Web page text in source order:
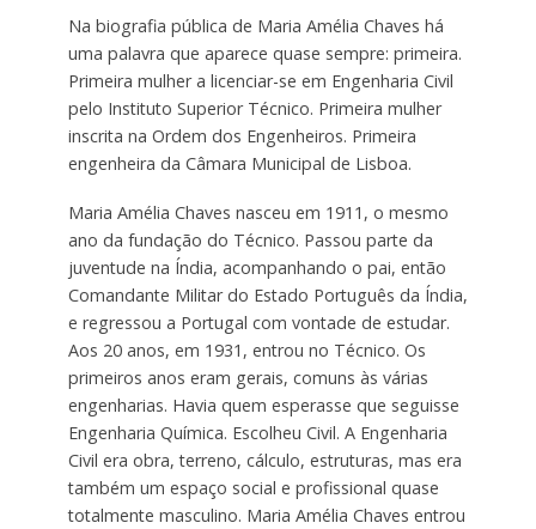
Na biografia pública de Maria Amélia Chaves há
uma palavra que aparece quase sempre: primeira.
Primeira mulher a licenciar-se em Engenharia Civil
pelo Instituto Superior Técnico. Primeira mulher
inscrita na Ordem dos Engenheiros. Primeira
engenheira da Câmara Municipal de Lisboa.
Maria Amélia Chaves nasceu em 1911, o mesmo
ano da fundação do Técnico. Passou parte da
juventude na Índia, acompanhando o pai, então
Comandante Militar do Estado Português da Índia,
e regressou a Portugal com vontade de estudar.
Aos 20 anos, em 1931, entrou no Técnico. Os
primeiros anos eram gerais, comuns às várias
engenharias. Havia quem esperasse que seguisse
Engenharia Química. Escolheu Civil. A Engenharia
Civil era obra, terreno, cálculo, estruturas, mas era
também um espaço social e profissional quase
totalmente masculino. Maria Amélia Chaves entrou